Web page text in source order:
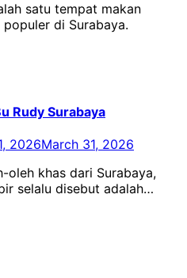
satu tempat makan
di Surabaya.
Rudy Surabaya
2026March 31, 2026
khas dari Surabaya,
selalu disebut adalah…